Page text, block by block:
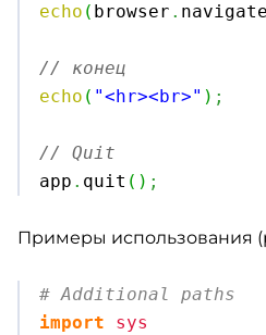
echo ( browser . navigate
// конец
echo ( "<hr><br>" ) ;
// Quit
app . quit ( ) ;
Примеры использования
# Additional paths
import
sys